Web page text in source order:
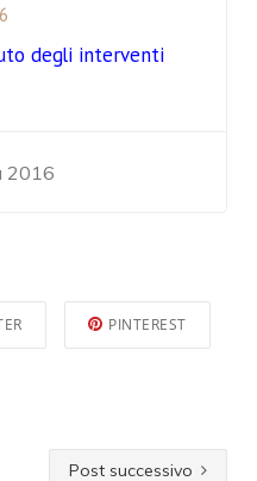
degli interventi
2016
PINTEREST
Post successivo